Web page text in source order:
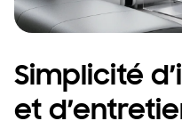
Simplicité
et